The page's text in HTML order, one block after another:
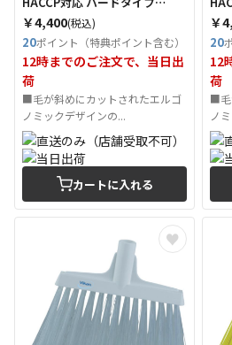
（Tcode：4966911）
￥4,400(税込)
20ポイント（特典ポイント含む）
12時までのご注文で、当日出
荷
■毛が斜めにカットされたエルゴ
ノミックデザインの...
カートに入れる
（
￥
20
12
荷
■毛
ノ